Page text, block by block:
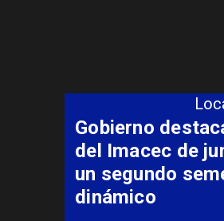
Coordinación
Delegación
Carabineros
aeromédico de
aislado